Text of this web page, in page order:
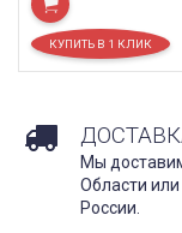
Мы
Области
России.